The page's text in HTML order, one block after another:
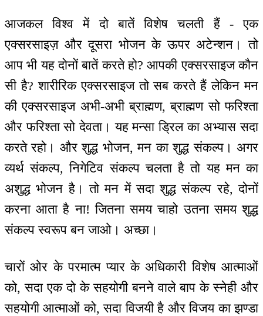
आजकल विश्व में दो बातें विशेष चलती हैं - एक
एक्सरसाइज़ और दूसरा भोजन के ऊपर अटेन्शन। तो
आप भी यह दोनों बातें करते हो? आपकी एक्सरसाइज कौन
सी है? शारीरिक एक्सरसाइज तो सब करते हैं लेकिन मन
की एक्सरसाइज अभी-अभी ब्राह्मण, ब्राह्मण सो फरिश्ता
और फरिश्ता सो देवता। यह मन्सा ड्रिल का अभ्यास सदा
करते रहो। और शुद्ध भोजन, मन का शुद्ध संकल्प। अगर
व्यर्थ संकल्प, निगेटिव संकल्प चलता है तो यह मन का
अशुद्ध भोजन है। तो मन में सदा शुद्ध संकल्प रहे, दोनों
करना आता है ना! जितना समय चाहो उतना समय शुद्ध
संकल्प स्वरूप बन जाओ। अच्छा।
चारों ओर के परमात्म प्यार के अधिकारी विशेष आत्माओं
को, सदा एक दो के सहयोगी बनने वाले बाप के स्नेही और
सहयोगी आत्माओं को, सदा विजयी है और विजय का झण्डा